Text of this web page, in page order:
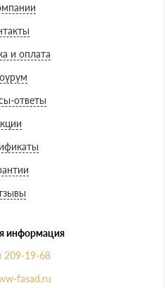
и оплата
ответы
информация
209-19-68
fasad.ru